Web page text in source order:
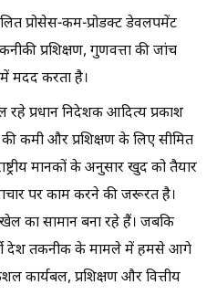
प्रोसेस-कम-प्रोडक्ट डेवलपमेंट
प्रशिक्षण, गुणवत्ता की जांच
मदद करता है।
रहे प्रधान निदेशक आदित्य प्रकाश
की कमी और प्रशिक्षण के लिए सीमित
मानकों के अनुसार खुद को तैयार
पर काम करने की जरूरत है।
का सामान बना रहे हैं। जबकि
देश तकनीक के मामले में हमसे आगे
कार्यबल, प्रशिक्षण और वित्तीय